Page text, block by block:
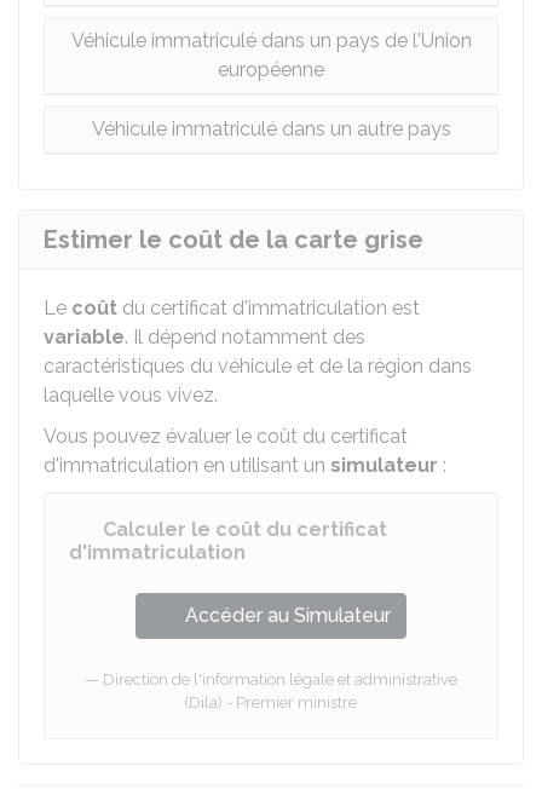
Véhicule immatriculé dans un pays de l'Union
européenne
Véhicule immatriculé dans un autre pays
Estimer le coût de la carte grise
Le coût du certificat d'immatriculation est
variable. Il dépend notamment des
caractéristiques du véhicule et de la région dans
laquelle vous vivez.
Vous pouvez évaluer le coût du certificat
d'immatriculation en utilisant un simulateur :
Calculer le coût du certificat
d'immatriculation
Accéder au Simulateur
Direction de l'information légale et administrative
(Dila) - Premier ministre